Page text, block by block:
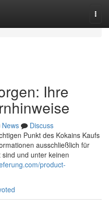
Ihre
News
Discuss
Punkt des Kokains Kaufs
ausschließlich für
und unter keinen
product-